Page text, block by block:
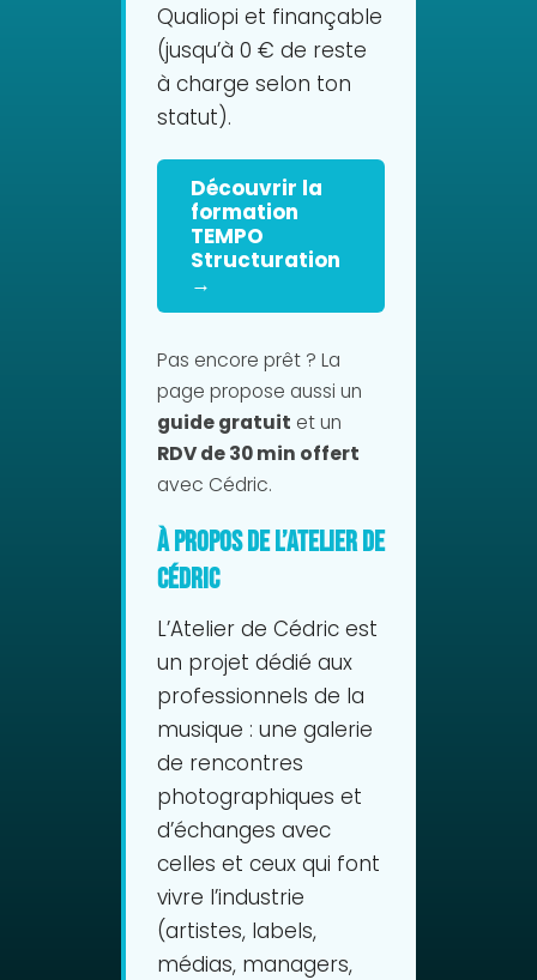
Qualiopi et finançable
(jusqu’à 0 € de reste
à charge selon ton
statut).
Découvrir la
formation
TEMPO
Structuration
→
Pas encore prêt ? La
page propose aussi un
guide gratuit et un
RDV de 30 min offert
avec Cédric.
À propos de L’Atelier de
Cédric
L’Atelier de Cédric est
un projet dédié aux
professionnels de la
musique : une galerie
de rencontres
photographiques et
d’échanges avec
celles et ceux qui font
vivre l’industrie
(artistes, labels,
médias, managers,